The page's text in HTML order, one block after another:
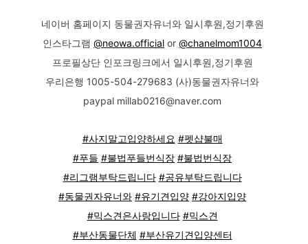
네이버 홈페이지 동물권자유너와 일시후원,정기후원
인스타그램 @neowa.official or @chanelmom1004
프로필상단 인포크링크에서 일시후원,정기후원
우리은행 1005-504-279683 (사)동물권자유너와
paypal millab0216@naver.com
#사지말고입양하세요 #펫샵불매
#푸들 #불법푸들번식장 #불법번식장
#리그램부탁드립니다 #공유부탁드립니다
#동물권자유너와 #유기견입양 #강아지입양
#믹스견은사랑입니다 #믹스견
#부산동물단체 #부산유기견입양센터